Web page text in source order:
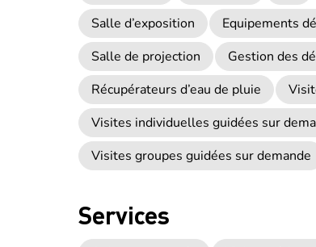
Salle d’exposition
Equipements
Salle de projection
Gestion des
Récupérateurs d’eau de pluie
Visites individuelles guidées sur
Visites groupes guidées sur demande
Services